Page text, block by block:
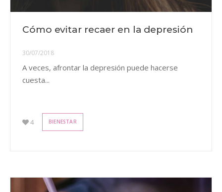
Cómo evitar recaer en la depresión
30/07/2018
A veces, afrontar la depresión puede hacerse
cuesta...
4 BIENESTAR